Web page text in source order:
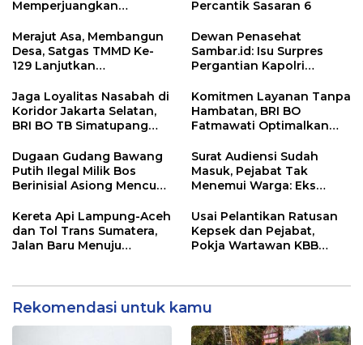
Memperjuangkan
Percantik Sasaran 6
Merajut Asa, Membangun
Desa, Satgas TMMD Ke-
129 Lanjutkan
Dewan Penasehat
Sambar.id: Isu Surpres
Pergantian Kapolri
Kewenangan Mutlak di
Tangan Presiden
Jaga Loyalitas Nasabah di
Koridor Jakarta Selatan,
BRI BO TB Simatupang
Komitmen Layanan Tanpa
Hambatan, BRI BO
Fatmawati Optimalkan
Setiap Lini
Dugaan Gudang Bawang
Putih Ilegal Milik Bos
Berinisial Asiong Mencuat,
Didesak Bertindak
Surat Audiensi Sudah
Masuk, Pejabat Tak
Menemui Warga: Eks
Pelayanan Dinas
Transmigrasi Luwu Timur
Kereta Api Lampung-Aceh
dan Tol Trans Sumatera,
Jalan Baru Menuju
Usai Pelantikan Ratusan
Kepsek dan Pejabat,
Pokja Wartawan KBB
Rekomendasi untuk kamu